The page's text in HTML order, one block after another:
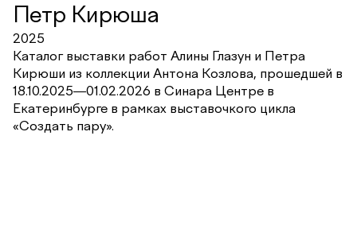
Петр Кирюша
2025
Каталог выставки работ Алины Глазун и Петра
Кирюши из коллекции Антона Козлова, прошедшей в
18.10.2025―01.02.2026 в Синара Центре в
Екатеринбурге в рамках выставочкого цикла
«Создать пару».